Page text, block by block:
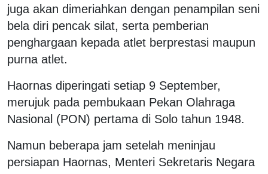
juga akan dimeriahkan dengan penampilan seni
bela diri pencak silat, serta pemberian
penghargaan kepada atlet berprestasi maupun
purna atlet.
Haornas diperingati setiap 9 September,
merujuk pada pembukaan Pekan Olahraga
Nasional (PON) pertama di Solo tahun 1948.
Namun beberapa jam setelah meninjau
persiapan Haornas, Menteri Sekretaris Negara